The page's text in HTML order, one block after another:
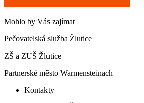
Mohlo by Vás zajímat
Pečovatelská služba Žlutice
ZŠ a ZUŠ Žlutice
Partnerské město Warmensteinach
Kontakty